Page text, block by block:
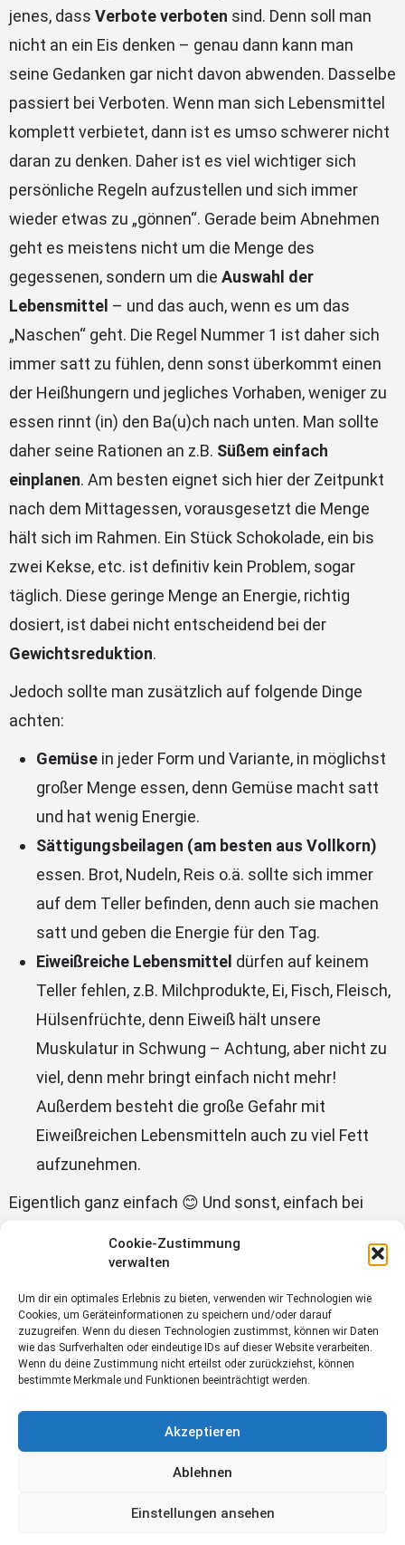
Cookie-Zustimmung
verwalten
Um dir ein optimales Erlebnis zu bieten, verwenden wir Technologien wie
Cookies, um Geräteinformationen zu speichern und/oder darauf
zuzugreifen. Wenn du diesen Technologien zustimmst, können wir Daten
wie das Surfverhalten oder eindeutige IDs auf dieser Website verarbeiten.
Wenn du deine Zustimmung nicht erteilst oder zurückziehst, können
bestimmte Merkmale und Funktionen beeinträchtigt werden.
Akzeptieren
Ablehnen
Einstellungen ansehen
jenes, dass Verbote verboten sind. Denn soll man
nicht an ein Eis denken – genau dann kann man
seine Gedanken gar nicht davon abwenden. Dasselbe
passiert bei Verboten. Wenn man sich Lebensmittel
komplett verbietet, dann ist es umso schwerer nicht
daran zu denken. Daher ist es viel wichtiger sich
persönliche Regeln aufzustellen und sich immer
wieder etwas zu „gönnen“. Gerade beim Abnehmen
geht es meistens nicht um die Menge des
gegessenen, sondern um die Auswahl der
Lebensmittel – und das auch, wenn es um das
„Naschen“ geht. Die Regel Nummer 1 ist daher sich
immer satt zu fühlen, denn sonst überkommt einen
der Heißhungern und jegliches Vorhaben, weniger zu
essen rinnt (in) den Ba(u)ch nach unten. Man sollte
daher seine Rationen an z.B. Süßem einfach
einplanen. Am besten eignet sich hier der Zeitpunkt
nach dem Mittagessen, vorausgesetzt die Menge
hält sich im Rahmen. Ein Stück Schokolade, ein bis
zwei Kekse, etc. ist definitiv kein Problem, sogar
täglich. Diese geringe Menge an Energie, richtig
dosiert, ist dabei nicht entscheidend bei der
Gewichtsreduktion.
Jedoch sollte man zusätzlich auf folgende Dinge
achten:
Gemüse in jeder Form und Variante, in möglichst
großer Menge essen, denn Gemüse macht satt
und hat wenig Energie.
Sättigungsbeilagen (am besten aus Vollkorn)
essen. Brot, Nudeln, Reis o.ä. sollte sich immer
auf dem Teller befinden, denn auch sie machen
satt und geben die Energie für den Tag.
Eiweißreiche Lebensmittel dürfen auf keinem
Teller fehlen, z.B. Milchprodukte, Ei, Fisch, Fleisch,
Hülsenfrüchte, denn Eiweiß hält unsere
Muskulatur in Schwung – Achtung, aber nicht zu
viel, denn mehr bringt einfach nicht mehr!
Außerdem besteht die große Gefahr mit
Eiweißreichen Lebensmitteln auch zu viel Fett
aufzunehmen.
Eigentlich ganz einfach 😊 Und sonst, einfach bei
Termin vereinbaren.
Ein Beitrag von Alexandra Mayer, BSc, Diätologin
Foto: Canva